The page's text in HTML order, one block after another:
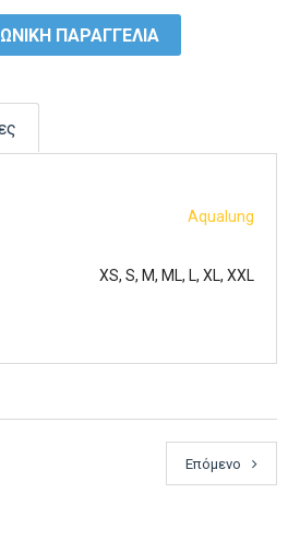
ΠΑΡΑΓΓΕΛΙΑ
Aqualung
XS, S, M, ML, L, XL, XXL
Επόμενο